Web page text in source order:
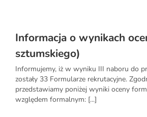
Informacja o wynikach
sztumskiego)
Informujemy, iż w wyniku III naboru do
zostały 33 Formularze rekrutacyjne.
przedstawiamy poniżej wyniki oceny
względem formalnym: [...]